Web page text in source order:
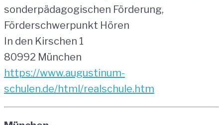
sonderpädagogischen Förderung,
Förderschwerpunkt Hören
In den Kirschen 1
80992 München
https://www.augustinum-
schulen.de/html/realschule.htm